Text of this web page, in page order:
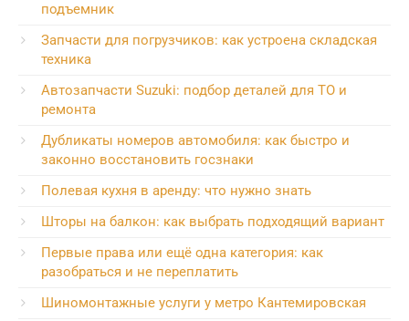
подъемник
Запчасти для погрузчиков: как устроена складская
техника
Автозапчасти Suzuki: подбор деталей для ТО и
ремонта
Дубликаты номеров автомобиля: как быстро и
законно восстановить госзнаки
Полевая кухня в аренду: что нужно знать
Шторы на балкон: как выбрать подходящий вариант
Первые права или ещё одна категория: как
разобраться и не переплатить
Шиномонтажные услуги у метро Кантемировская